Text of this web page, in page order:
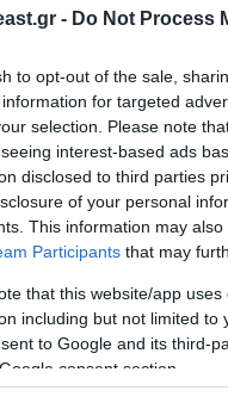
- Do Not Process
to opt-out of the sale,
for targeted
selection. Please note
interest-based ads
disclosed to third parties
of your personal
This information may
Participants that may
that this website/app
including but not limited to
to Google and its third-
consent section.